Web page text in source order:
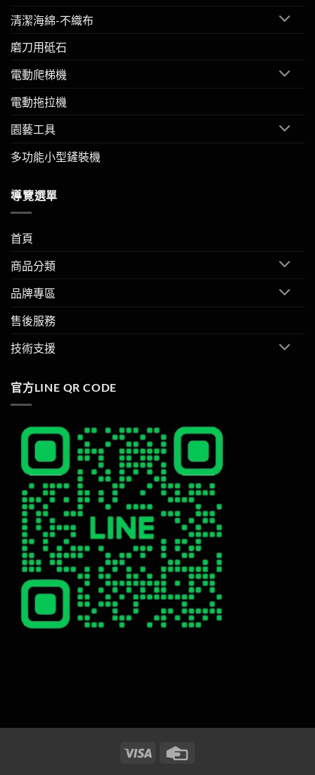
清潔海綿-不織布
磨刀用砥石
電動爬梯機
電動拖拉機
園藝工具
多功能小型鏟裝機
導覽選單
首頁
商品分類
品牌專區
售後服務
技術支援
官方LINE QR CODE
Visa